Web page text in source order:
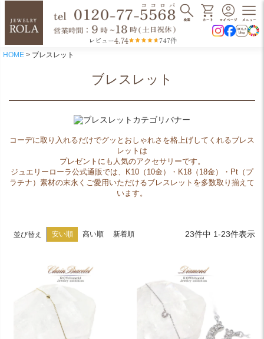
レビュー4.74 747件
HOME ブレスレット
ブレスレット
コーデに取り入れるだけでグッとおしゃれさを格上げしてくれるブレス
レットは
プレゼントにも人気のアクセサリーです。
ジュエリーローラ公式通販では、K10（10金）・K18（18金）・Pt（プ
ラチナ）素材の末永くご愛用いただけるブレスレットを多数取り揃えて
います。
並び替え 安い順 高い順 新着順 23件中 1-23件表示